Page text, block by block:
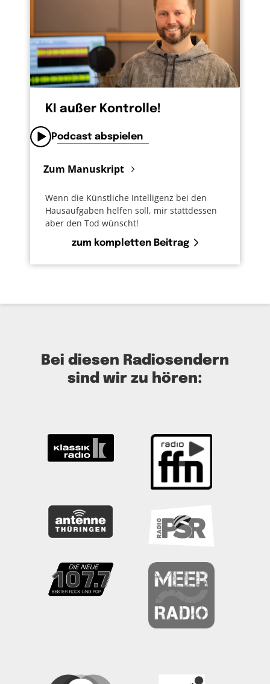
KI außer Kontrolle!
Podcast abspielen
Zum Manuskript
Wenn die Künstliche Intelligenz bei den
Hausaufgaben helfen soll, mir stattdessen
aber den Tod wünscht!
zum kompletten Beitrag
Bei diesen Radiosendern
sind wir zu hören: